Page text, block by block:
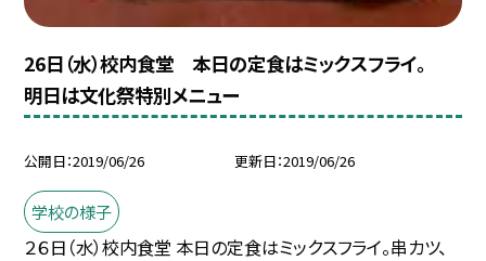
26日（水）校内食堂 本日の定食はミックスフライ。
明日は文化祭特別メニュー
公開日 2019/06/26 更新日 2019/06/26
学校の様子
２６日（水）校内食堂 本日の定食はミックスフライ。串カツ、